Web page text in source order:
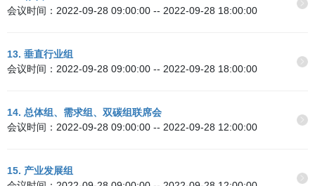
会议时间：2022-09-28 09:00:00 -- 2022-09-28 18:00:00
13. 垂直行业组
会议时间：2022-09-28 09:00:00 -- 2022-09-28 18:00:00
14. 总体组、需求组、双碳组联席会
会议时间：2022-09-28 09:00:00 -- 2022-09-28 12:00:00
15. 产业发展组